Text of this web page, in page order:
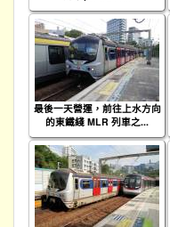
最後一天營運，前往上水方向
的東鐵綫 MLR 列車之...